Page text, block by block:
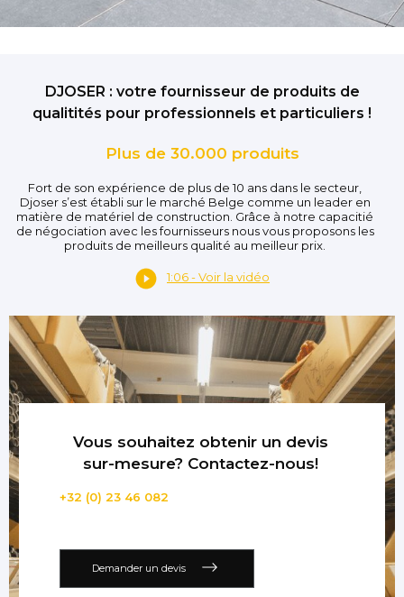
DJOSER : votre fournisseur de produits de
qualitités pour professionnels et particuliers !
Plus de 30.000 produits
Fort de son expérience de plus de 10 ans dans le secteur,
Djoser s’est établi sur le marché Belge comme un leader en
matière de matériel de construction. Grâce à notre capacitié
de négociation avec les fournisseurs nous vous proposons les
produits de meilleurs qualité au meilleur prix.
1:06 - Voir la vidéo
Vous souhaitez obtenir un devis
sur-mesure? Contactez-nous!
+32 (0) 23 46 082
Demander un devis